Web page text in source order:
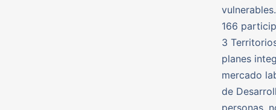
166
3
planes
mercado
de
personas,